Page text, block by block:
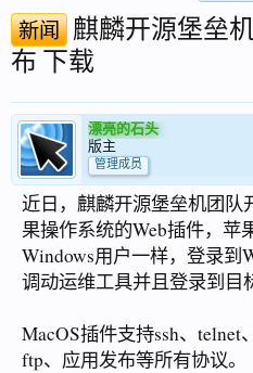
新闻
麒麟开源堡垒
布 下载
漂亮的石头
版主
管理成员
近日，麒麟开源堡垒机团队
果操作系统的Web插件，苹
Windows用户一样，登录到
调动运维工具并且登录到目
MacOS插件支持ssh、telnet
ftp、应用发布等所有协议。